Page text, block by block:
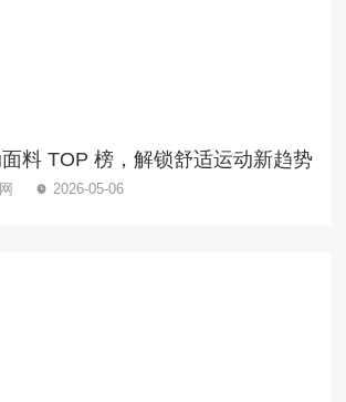
料 TOP 榜，解锁舒适运动新趋势
2026-05-06